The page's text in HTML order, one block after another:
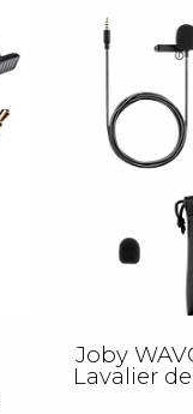
Joby
Lavalier